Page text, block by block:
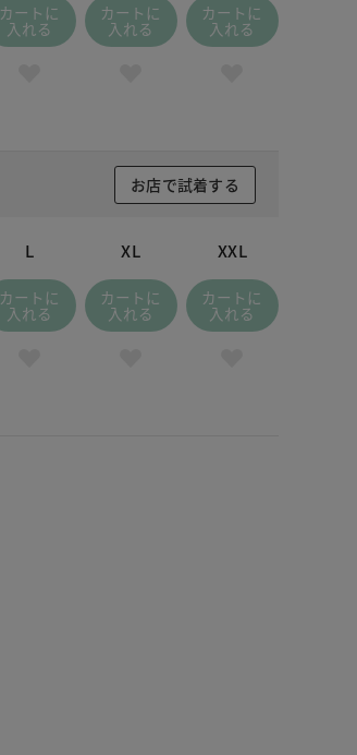
カートに
入れる
カートに
入れる
カートに
入れる
お店で試着する
L
カートに
入れる
XL
カートに
入れる
XXL
カートに
入れる